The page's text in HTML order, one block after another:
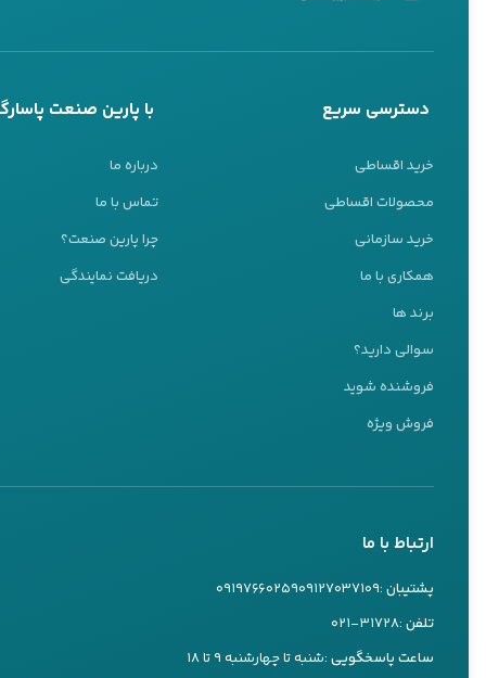
کشاورزی
شناور
با رعایت این
نمایید.
فروش
بررسی
پس از
دسترسی سریع
خرید اقساطی
محصولات اقساطی
خرید سازمانی
همکاری با ما
برند ها
سوالی دارید؟
فروشنده شوید
فروش ویژه
با پارین صنعت
درباره ما
تماس با ما
چرا پارین صنعت؟
دریافت نمایندگی
ارتباط با ما
پشتیبان :۰۹۱۲۷۰۳۷۱۰۹۰۹۱۹۷۶۶۰۲۵۹
تلفن :۰۲۱-۳۱۷۲۸
ساعت پاسخگویی :شنبه تا چهارشنبه ۹ تا ۱۸
پشتیبانی 24 ساعته
ما اینجا هستیم تا به شما کمک کنیم
تیم پشتیبانی ما آماده پاسخگویی به سوالات شماست
کارشناس ۱
تماس تلفنی بله
کارشناس ۲
تماس تلفنی